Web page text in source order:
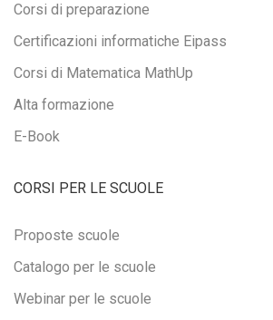
Corsi di preparazione
Certificazioni informatiche Eipass
Corsi di Matematica MathUp
Alta formazione
E-Book
CORSI PER LE SCUOLE
Proposte scuole
Catalogo per le scuole
Webinar per le scuole